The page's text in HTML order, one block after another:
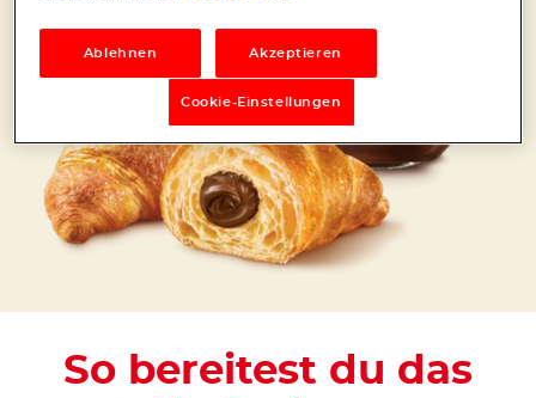
So bereitest du das
Ablehnen Akzeptieren
Cookie-Einstellungen